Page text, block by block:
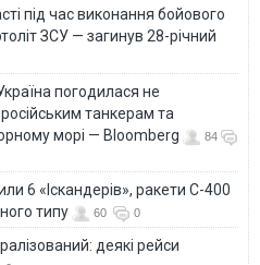
під час виконання бойового
ЗСУ — загинув 28-річний
погодилася не
танкерам та
морі — Bloomberg
84
6 «Іскандерів», ракети С-400
типу
60 0
деякі рейси